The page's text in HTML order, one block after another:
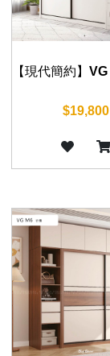
$19,800